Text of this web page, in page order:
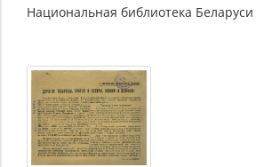
Национальная библиотека Беларуси